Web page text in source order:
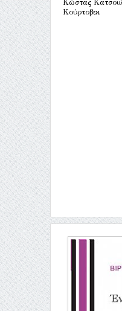
Κώστας
Κούρτοβικ